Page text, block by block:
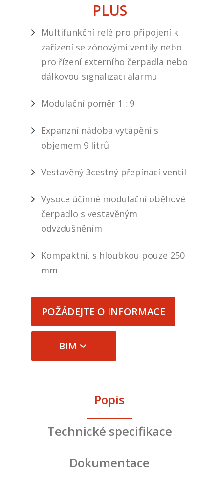
PLUS
Multifunkční relé pro připojení k
zařízení se zónovými ventily nebo
pro řízení externího čerpadla nebo
dálkovou signalizaci alarmu
Modulační poměr 1 : 9
Expanzní nádoba vytápění s
objemem 9 litrů
Vestavěný 3cestný přepínací ventil
Vysoce účinné modulační oběhové
čerpadlo s vestavěným
odvzdušněním
Kompaktní, s hloubkou pouze 250
mm
POŽÁDEJTE O INFORMACE
BIM
Popis
Technické specifikace
Dokumentace